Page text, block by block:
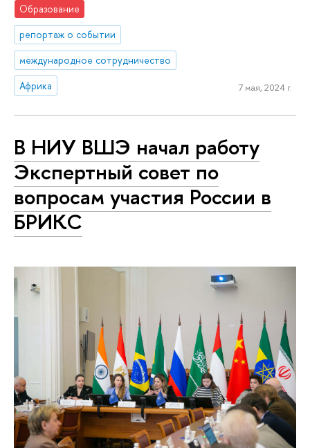
Образование
репортаж о событии
международное сотрудничество
Африка
7 мая, 2024 г.
В НИУ ВШЭ начал работу
Экспертный совет по
вопросам участия России в
БРИКС